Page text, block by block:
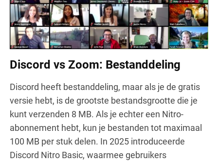
Discord vs Zoom: Bestanddeling
Discord heeft bestanddeling, maar als je de gratis
versie hebt, is de grootste bestandsgrootte die je
kunt verzenden 8 MB. Als je echter een Nitro-
abonnement hebt, kun je bestanden tot maximaal
100 MB per stuk delen. In 2025 introduceerde
Discord Nitro Basic, waarmee gebruikers